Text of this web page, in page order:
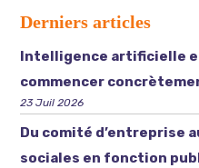
Derniers articles
Intelligence artificielle
commencer
23 Juil 2026
Du comité d’entreprise
sociales en fonction